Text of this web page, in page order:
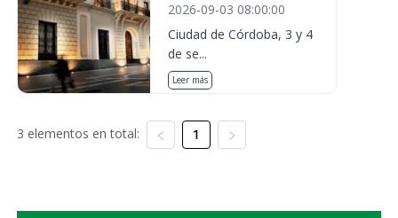
2026-09-03 08:00:00
Ciudad de Córdoba, 3 y 4
de se...
Leer más
3 elementos en total: 1